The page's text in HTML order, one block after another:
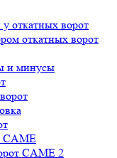
откатных ворот
откатных ворот
и минусы
CAME
CAME 2